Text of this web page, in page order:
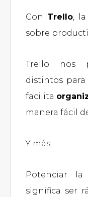
Con Trello,
sobre
Trello nos
distintos
facilita
manera fácil
Y más.
Potenciar la
significa ser